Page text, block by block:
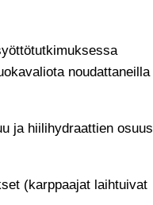
noudattaneilla
ja hiilihydraattien osuus
(karppaajat laihtuivat